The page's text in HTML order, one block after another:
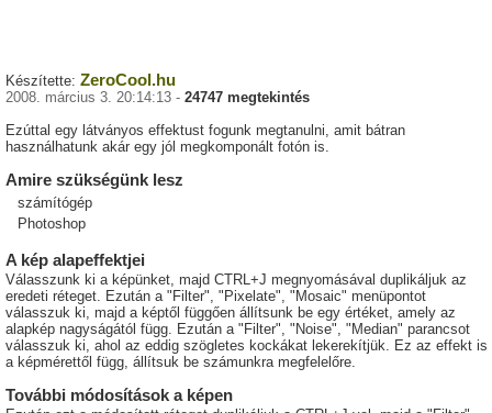
Készítette: ZeroCool.hu
2008. március 3. 20:14:13 - 24747 megtekintés
Ezúttal egy látványos effektust fogunk megtanulni, amit bátran
használhatunk akár egy jól megkomponált fotón is.
Amire szükségünk lesz
számítógép
Photoshop
A kép alapeffektjei
Válasszunk ki a képünket, majd CTRL+J megnyomásával duplikáljuk az
eredeti réteget. Ezután a "Filter", "Pixelate", "Mosaic" menüpontot
válasszuk ki, majd a képtől függően állítsunk be egy értéket, amely az
alapkép nagyságától függ. Ezután a "Filter", "Noise", "Median" parancsot
válasszuk ki, ahol az eddig szögletes kockákat lekerekítjük. Ez az effekt is
a képmérettől függ, állítsuk be számunkra megfelelőre.
További módosítások a képen